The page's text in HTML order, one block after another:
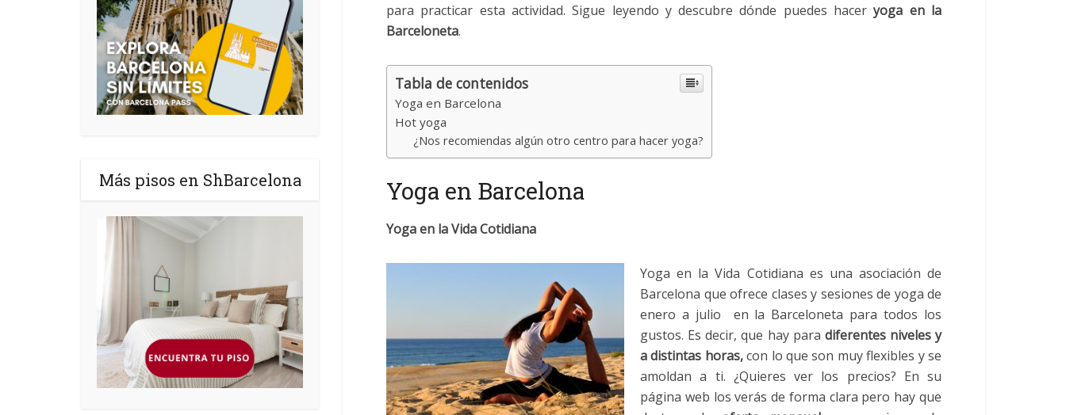
Más pisos en ShBarcelona
para practicar esta actividad. Sigue leyendo y descubre dónde puedes haceryoga en la
Barceloneta.
Tabla de contenidos
Yoga en Barcelona
Hot yoga
¿Nos recomiendas algún otro centro para hacer yoga?
Yoga en Barcelona
Yoga en la Vida Cotidiana
Yoga en la Vida Cotidiana es una asociación de
Barcelona que ofrece clases y sesiones de yoga de
enero a julio en la Barceloneta para todos los
gustos. Es decir, que hay para diferentes niveles y
a distintas horas,con lo que son muy flexibles y se
amoldan a ti. ¿Quieres ver los precios? En su
página web los verás de forma clara pero hay que